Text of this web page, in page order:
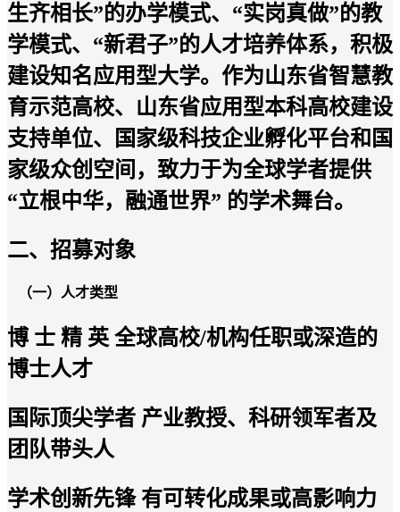
生齐相长”的办学模式、“实岗真做”的教
学模式、“新君子”的人才培养体系，积极
建设知名应用型大学。 作为山东省智慧教
育示范高校、山东省应用型本科高校建设
支持单位、 国家级科技企业孵化平台和国
家级众创空间 ，致力于为全球学者提供
“立根中华，融通世界” 的学术舞台。
二、招募对象
（一） 人才类型
博士 精 英 全球高校/机构任职或深造的
博士人才
国际顶尖学者 产业教授、科研领军者及
团队带头人
学术创新先锋 有可转化成果或高影响力